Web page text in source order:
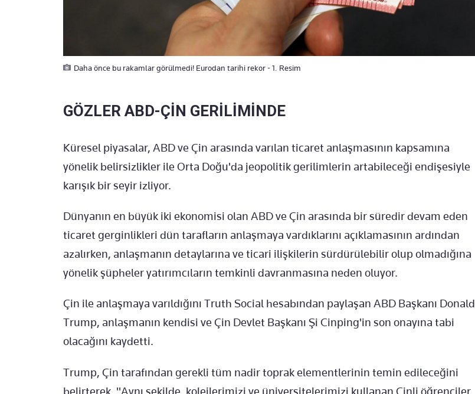
Daha önce bu rakamlar görülmedi! Eurodan tarihi rekor - 1. Resim
GÖZLER ABD-ÇİN GERİLİMİNDE
Küresel piyasalar, ABD ve Çin arasında varılan ticaret anlaşmasının kapsamına
yönelik belirsizlikler ile Orta Doğu'da jeopolitik gerilimlerin artabileceği endişesiyle
karışık bir seyir izliyor.
Dünyanın en büyük iki ekonomisi olan ABD ve Çin arasında bir süredir devam eden
ticaret gerginlikleri dün tarafların anlaşmaya vardıklarını açıklamasının ardından
azalırken, anlaşmanın detaylarına ve ticari ilişkilerin sürdürülebilir olup olmadığına
yönelik şüpheler yatırımcıların temkinli davranmasına neden oluyor.
Çin ile anlaşmaya varıldığını Truth Social hesabından paylaşan ABD Başkanı Donald
Trump, anlaşmanın kendisi ve Çin Devlet Başkanı Şi Cinping'in son onayına tabi
olacağını kaydetti.
Trump, Çin tarafından gerekli tüm nadir toprak elementlerinin temin edileceğini